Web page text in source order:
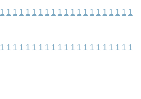
1 1 1 1 1 1 1 1 1 1 1 1 1 1 1 1 1 1 1 1 1
1 1 1 1 1 1 1 1 1 1 1 1 1 1 1 1 1 1 1 1 1